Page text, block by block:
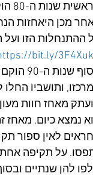
מכן היאחזות
ההתנחלות הזו ועל
bit.ly/
בסוף
מאחז חוות
נמצא כיום. מאחז
לאין ספור
על תקיפה